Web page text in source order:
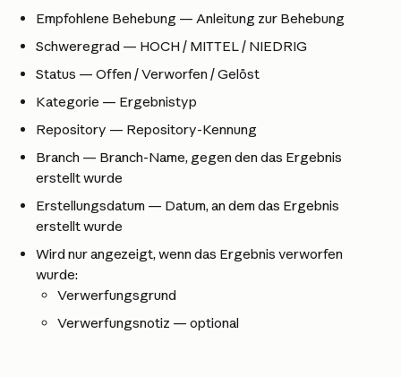
Empfohlene Behebung — Anleitung zur Behebung
Schweregrad — HOCH / MITTEL / NIEDRIG
Status — Offen / Verworfen / Gelöst
Kategorie — Ergebnistyp
Repository — Repository-Kennung
Branch — Branch-Name, gegen den das Ergebnis
erstellt wurde
Erstellungsdatum — Datum, an dem das Ergebnis
erstellt wurde
Wird nur angezeigt, wenn das Ergebnis verworfen
wurde:
Verwerfungsgrund
Verwerfungsnotiz — optional